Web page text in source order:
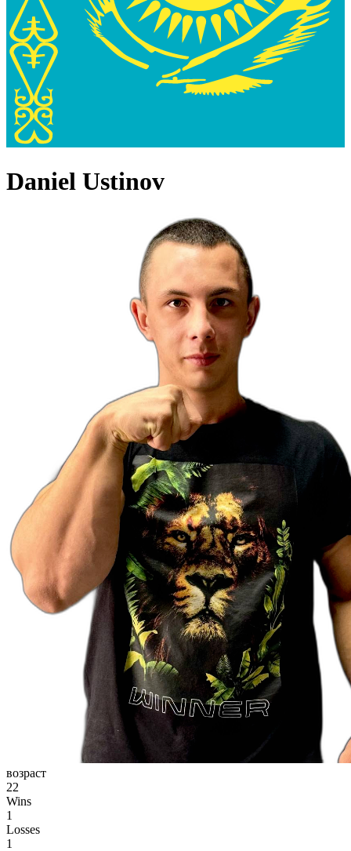
Daniel Ustinov
возраст
22
Wins
1
Losses
1